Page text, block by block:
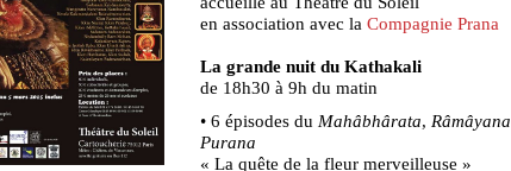
en association avec la Compagnie Prana
La grande nuit du Kathakali
de 18h30 à 9h du matin
• 6 épisodes du Mahâbhârata, Râmâyana
Purana
« La quête de la fleur merveilleuse »